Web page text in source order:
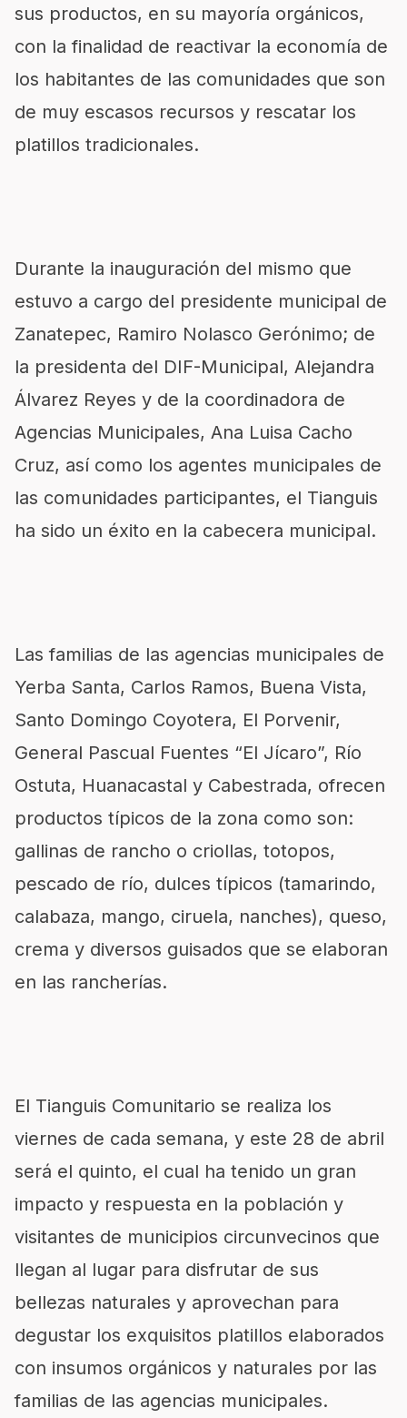
sus productos, en su mayoría orgánicos,
con la finalidad de reactivar la economía de
los habitantes de las comunidades que son
de muy escasos recursos y rescatar los
platillos tradicionales.
Durante la inauguración del mismo que
estuvo a cargo del presidente municipal de
Zanatepec, Ramiro Nolasco Gerónimo; de
la presidenta del DIF-Municipal, Alejandra
Álvarez Reyes y de la coordinadora de
Agencias Municipales, Ana Luisa Cacho
Cruz, así como los agentes municipales de
las comunidades participantes, el Tianguis
ha sido un éxito en la cabecera municipal.
Las familias de las agencias municipales de
Yerba Santa, Carlos Ramos, Buena Vista,
Santo Domingo Coyotera, El Porvenir,
General Pascual Fuentes “El Jícaro”, Río
Ostuta, Huanacastal y Cabestrada, ofrecen
productos típicos de la zona como son:
gallinas de rancho o criollas, totopos,
pescado de río, dulces típicos (tamarindo,
calabaza, mango, ciruela, nanches), queso,
crema y diversos guisados que se elaboran
en las rancherías.
El Tianguis Comunitario se realiza los
viernes de cada semana, y este 28 de abril
será el quinto, el cual ha tenido un gran
impacto y respuesta en la población y
visitantes de municipios circunvecinos que
llegan al lugar para disfrutar de sus
bellezas naturales y aprovechan para
degustar los exquisitos platillos elaborados
con insumos orgánicos y naturales por las
familias de las agencias municipales.